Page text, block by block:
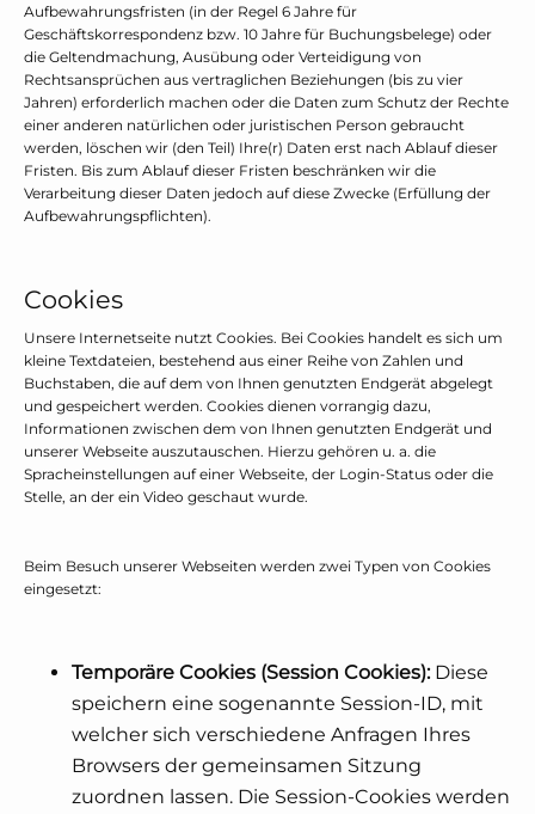
Aufbewahrungsfristen (in der Regel 6 Jahre für
Geschäftskorrespondenz bzw. 10 Jahre für Buchungsbelege) oder
die Geltendmachung, Ausübung oder Verteidigung von
Rechtsansprüchen aus vertraglichen Beziehungen (bis zu vier
Jahren) erforderlich machen oder die Daten zum Schutz der Rechte
einer anderen natürlichen oder juristischen Person gebraucht
werden, löschen wir (den Teil) Ihre(r) Daten erst nach Ablauf dieser
Fristen. Bis zum Ablauf dieser Fristen beschränken wir die
Verarbeitung dieser Daten jedoch auf diese Zwecke (Erfüllung der
Aufbewahrungspflichten).
Cookies
Unsere Internetseite nutzt Cookies. Bei Cookies handelt es sich um
kleine Textdateien, bestehend aus einer Reihe von Zahlen und
Buchstaben, die auf dem von Ihnen genutzten Endgerät abgelegt
und gespeichert werden. Cookies dienen vorrangig dazu,
Informationen zwischen dem von Ihnen genutzten Endgerät und
unserer Webseite auszutauschen. Hierzu gehören u. a. die
Spracheinstellungen auf einer Webseite, der Login-Status oder die
Stelle, an der ein Video geschaut wurde.
Beim Besuch unserer Webseiten werden zwei Typen von Cookies
eingesetzt:
Temporäre Cookies (Session Cookies):Diese
speichern eine sogenannte Session-ID, mit
welcher sich verschiedene Anfragen Ihres
Browsers der gemeinsamen Sitzung
zuordnen lassen. Die Session-Cookies werden